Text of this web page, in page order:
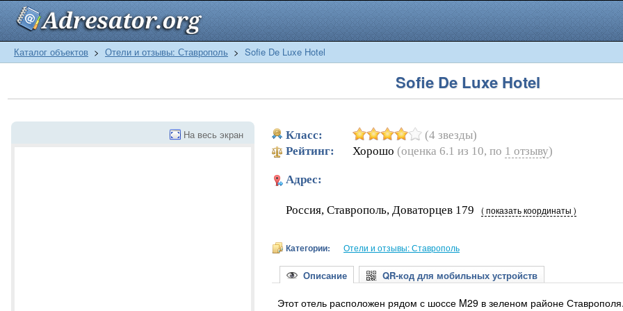
Каталог объектов > Отели и отзывы: Ставрополь > Sofie De Luxe Hotel
Sofie De Luxe Hotel
На весь экран Класс:
(4 звезды)
Рейтинг:
Хорошо (оценка 6.1 из 10, по 1 отзыву)
Адрес:
Россия, Ставрополь, Доваторцев 179 ( показать координаты )
Категории: Отели и отзывы: Ставрополь
Описание QR-код для мобильных устройств
Этот отель расположен рядом с шоссе M29 в зеленом районе